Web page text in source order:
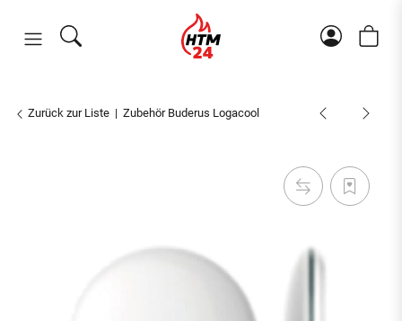
Zurück zur Liste Zubehör Buderus Logacool